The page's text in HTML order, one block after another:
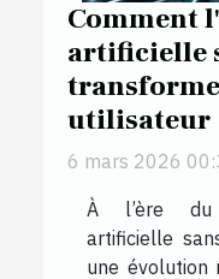
Comment
artificielle
utilisateur
6 mars 2026
À l’ère du
artificielle
une évolution